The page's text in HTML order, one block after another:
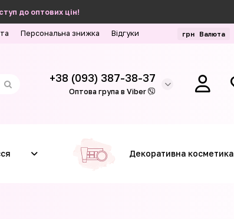
до оптових цін!
Персональна знижка Відгуки грн Валюта
+38 (093) 387-38-37
Оптова група в Viber
Декоративна косметика